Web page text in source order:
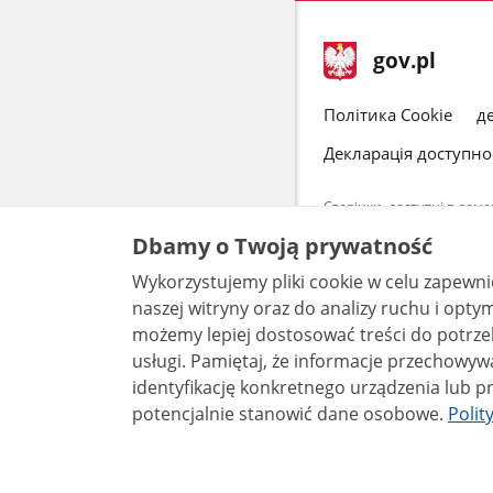
нижній
колонтитул
Головна
gov.pl
gov.pl
Політика Cookie
Декларація
Сторінки, доступні в
персональних даних.
Весь
Commons
Dbamy o Twoją prywatność
Wykorzystujemy pliki cookie w celu
naszej witryny oraz do analizy ruchu i
możemy lepiej dostosować treści do
usługi. Pamiętaj, że informacje przechowywane w plikach cookie mogą pozwalać na
identyfikację konkretnego urządzenia lub
potencjalnie stanowić dane osobowe.